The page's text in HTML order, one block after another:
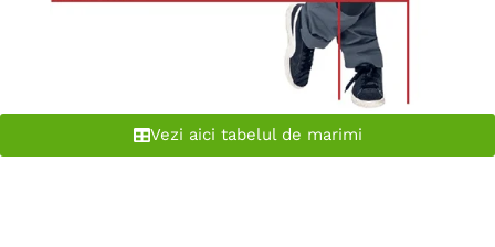
Vezi aici tabelul de marimi